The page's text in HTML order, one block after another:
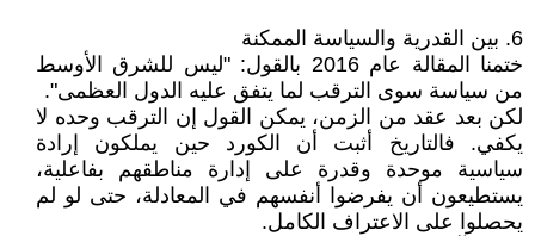
6. بين القدرية والسياسة الممكنة
ختمنا المقالة عام 2016 بالقول: "ليس للشرق الأوسط
من سياسة سوى الترقب لما يتفق عليه الدول العظمى".
لكن بعد عقد من الزمن، يمكن القول إن الترقب وحده لا
يكفي. فالتاريخ أثبت أن الكورد حين يملكون إرادة
سياسية موحدة وقدرة على إدارة مناطقهم بفاعلية،
يستطيعون أن يفرضوا أنفسهم في المعادلة، حتى لو لم
يحصلوا على الاعتراف الكامل.